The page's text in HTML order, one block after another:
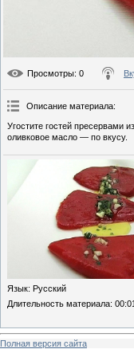
Просмотры: 0
Описание материала:
Угостите гостей пресервами
оливковое масло — по вкусу.
Язык: Русский
Длительность материала:
Полная версия сайта